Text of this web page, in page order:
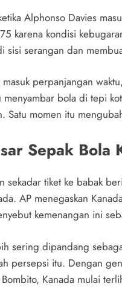
Alphonso Davies
karena kondisi
sisi serangan dan
masuk perpanjangan
bola di tepi
Satu momen itu
Sepak Bola
sekadar tiket ke babak
AP menegaskan
kemenangan ini
sering dipandang
persepsi itu. Dengan
Kanada mulai